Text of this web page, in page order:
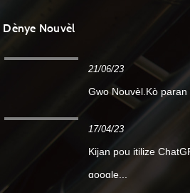
Dènye Nouvèl
21/06/23
Gwo Nouvèl.Kò paran
17/04/23
Kijan pou itilize
google...